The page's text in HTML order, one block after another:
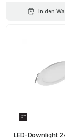
In den
LED-Downlight